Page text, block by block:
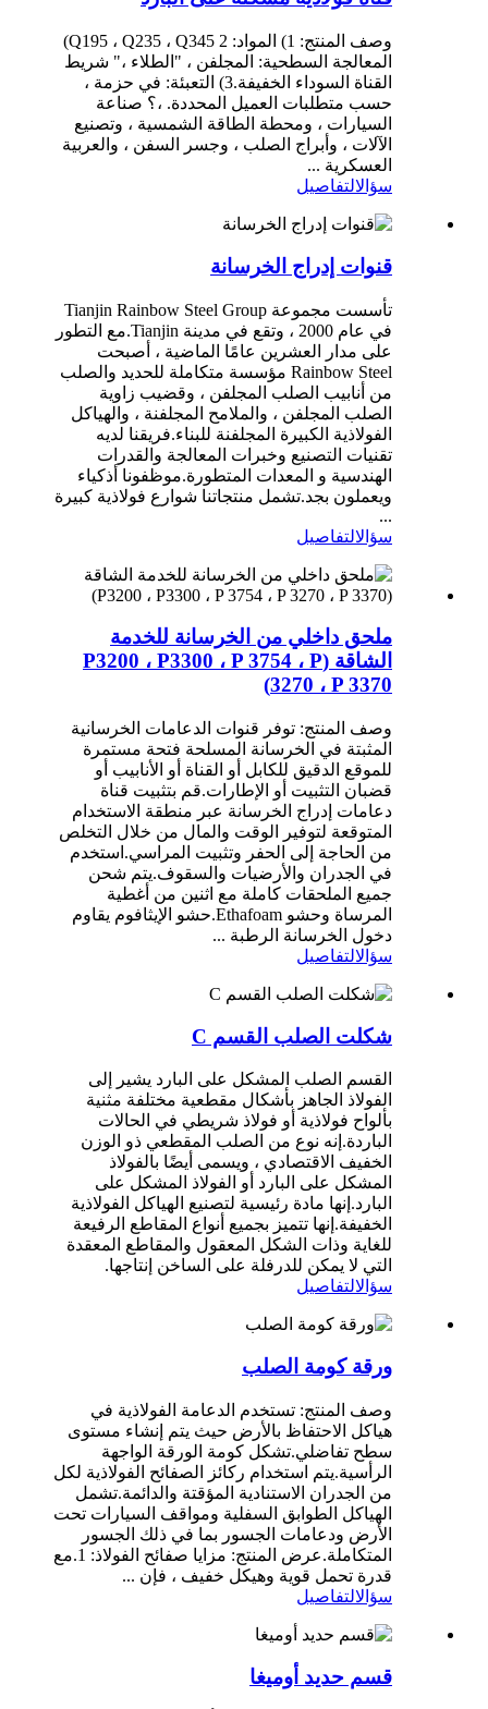
وصف المنتج: 1) المواد: Q195 ، Q235 ، Q345 2)
المعالجة السطحية: المجلفن ، "الطلاء ،" شريط
القناة السوداء الخفيفة.3) التعبئة: في حزمة ،
حسب متطلبات العميل المحددة. ،؟ صناعة
السيارات ، ومحطة الطاقة الشمسية ، وتصنيع
الآلات ، وأبراج الصلب ، وجسر السفن ، والعربية
العسكرية ...
سؤالالتفاصيل
قنوات إدراج الخرسانة
تأسست مجموعة Tianjin Rainbow Steel Group
في عام 2000 ، وتقع في مدينة Tianjin.مع التطور
على مدار العشرين عامًا الماضية ، أصبحت
Rainbow Steel مؤسسة متكاملة للحديد والصلب
من أنابيب الصلب المجلفن ، وقضيب زاوية
الصلب المجلفن ، والملامح المجلفنة ، والهياكل
الفولاذية الكبيرة المجلفنة للبناء.فريقنا لديه
تقنيات التصنيع وخبرات المعالجة والقدرات
الهندسية و المعدات المتطورة.موظفونا أذكياء
ويعملون بجد.تشمل منتجاتنا شوارع فولاذية كبيرة
...
سؤالالتفاصيل
ملحق داخلي من الخرسانة للخدمة
الشاقة (P3200 ، P3300 ، P 3754 ، P
3270 ، P 3370)
وصف المنتج: توفر قنوات الدعامات الخرسانية
المثبتة في الخرسانة المسلحة فتحة مستمرة
للموقع الدقيق للكابل أو القناة أو الأنابيب أو
قضبان التثبيت أو الإطارات.قم بتثبيت قناة
دعامات إدراج الخرسانة عبر منطقة الاستخدام
المتوقعة لتوفير الوقت والمال من خلال التخلص
من الحاجة إلى الحفر وتثبيت المراسي.استخدم
في الجدران والأرضيات والسقوف.يتم شحن
جميع الملحقات كاملة مع اثنين من أغطية
المرساة وحشو Ethafoam.حشو الإيثافوم يقاوم
دخول الخرسانة الرطبة ...
سؤالالتفاصيل
شكلت الصلب القسم C
القسم الصلب المشكل على البارد يشير إلى
الفولاذ الجاهز بأشكال مقطعية مختلفة مثنية
بألواح فولاذية أو فولاذ شريطي في الحالات
الباردة.إنه نوع من الصلب المقطعي ذو الوزن
الخفيف الاقتصادي ، ويسمى أيضًا بالفولاذ
المشكل على البارد أو الفولاذ المشكل على
البارد.إنها مادة رئيسية لتصنيع الهياكل الفولاذية
الخفيفة.إنها تتميز بجميع أنواع المقاطع الرفيعة
للغاية وذات الشكل المعقول والمقاطع المعقدة
التي لا يمكن للدرفلة على الساخن إنتاجها.
سؤالالتفاصيل
ورقة كومة الصلب
وصف المنتج: تستخدم الدعامة الفولاذية في
هياكل الاحتفاظ بالأرض حيث يتم إنشاء مستوى
سطح تفاضلي.تشكل كومة الورقة الواجهة
الرأسية.يتم استخدام ركائز الصفائح الفولاذية لكل
من الجدران الاستنادية المؤقتة والدائمة.تشمل
الهياكل الطوابق السفلية ومواقف السيارات تحت
الأرض ودعامات الجسور بما في ذلك الجسور
المتكاملة.عرض المنتج: مزايا صفائح الفولاذ: 1.مع
قدرة تحمل قوية وهيكل خفيف ، فإن ...
سؤالالتفاصيل
قسم حديد أوميغا